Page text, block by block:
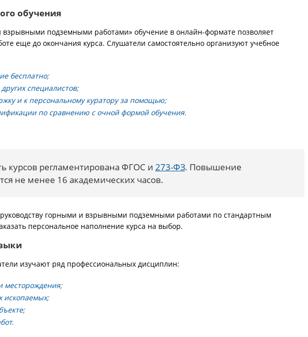
обучения
подземными работами» обучение в онлайн-формате позволяет
еще до окончания курса. Слушатели самостоятельно организуют учебное
бесплатно;
специалистов;
и к персональному куратору за помощью;
по сравнению с очной формой обучения.
курсов регламентирована ФГОС и 273-ФЗ. Повышение
не менее 16 академических часов.
горными и взрывными подземными работами по стандартным
персональное наполнение курса на выбор.
изучают ряд профессиональных дисциплин:
месторождения;
ископаемых;